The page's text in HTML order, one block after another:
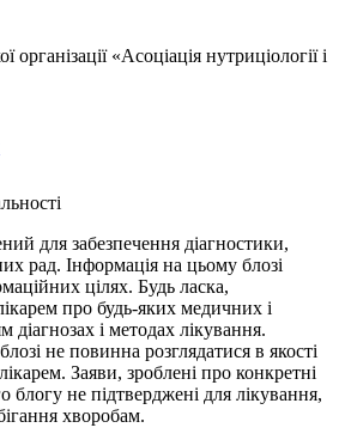
«Асоціація нутриціології і
для забезпечення діагностики,
рад. Інформація на цьому блозі
цілях. Будь ласка,
про будь-яких медичних і
діагнозах і методах лікування.
не повинна розглядатися в якості
Заяви, зроблені про конкретні
блогу не підтверджені для лікування,
хворобам.